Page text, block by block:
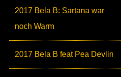
2017 Bela B: Sartana war
noch Warm
2017 Bela B feat Pea Devlin